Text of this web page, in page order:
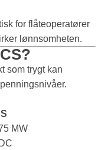
for flåteoperatører
lønnsomheten.
som trygt kan
MW